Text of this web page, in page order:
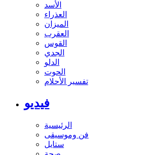
الأسد
العذراء
الميزان
العقرب
القوس
الجدي
الدلو
الحوت
تفسير الأحلام
فيديو
الرئيسية
فن وموسيقى
ستايل